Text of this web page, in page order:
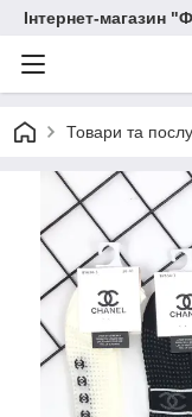
Інтернет-магазин
Товари та